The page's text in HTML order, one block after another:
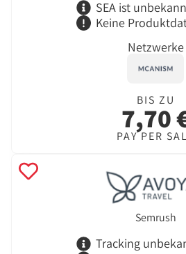
SEA ist
Keine
Netzwerke
BIS ZU
7,70
PAY PER
Semrush
Tracking